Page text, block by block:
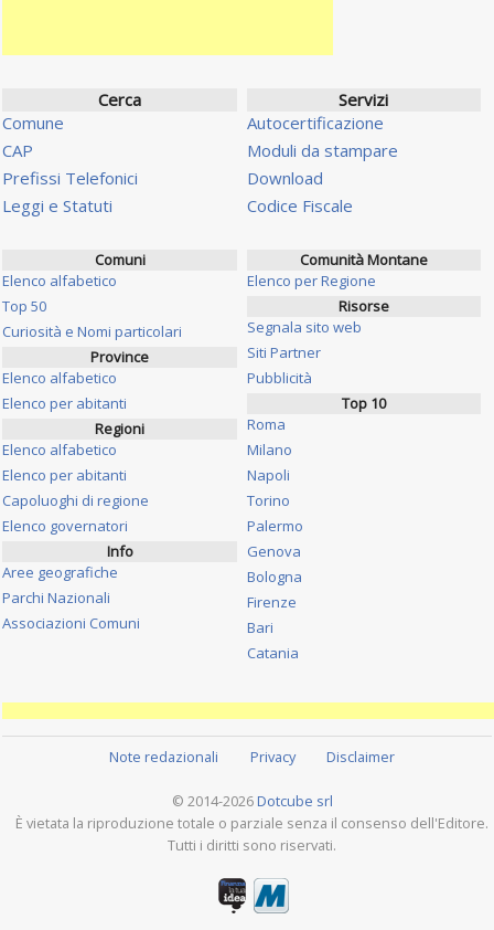
Cerca
Comune
CAP
Prefissi Telefonici
Leggi e Statuti
Servizi
Autocertificazione
Moduli da stampare
Download
Codice Fiscale
Comuni
Elenco alfabetico
Top 50
Curiosità e Nomi particolari
Province
Elenco alfabetico
Elenco per abitanti
Regioni
Elenco alfabetico
Elenco per abitanti
Capoluoghi di regione
Elenco governatori
Info
Aree geografiche
Parchi Nazionali
Associazioni Comuni
Comunità Montane
Elenco per Regione
Risorse
Segnala sito web
Siti Partner
Pubblicità
Top 10
Roma
Milano
Napoli
Torino
Palermo
Genova
Bologna
Firenze
Bari
Catania
Note redazionali Privacy Disclaimer
© 2014-2026 Dotcube srl
È vietata la riproduzione totale o parziale senza il consenso dell'Editore.
Tutti i diritti sono riservati.